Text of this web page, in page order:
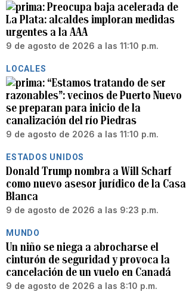
Preocupa baja acelerada de
La Plata: alcaldes imploran medidas
urgentes a la AAA
9 de agosto de 2026 a las 11:10 p.m.
LOCALES
“Estamos tratando de ser
razonables”: vecinos de Puerto Nuevo
se preparan para inicio de la
canalización del río Piedras
9 de agosto de 2026 a las 11:10 p.m.
ESTADOS UNIDOS
Donald Trump nombra a Will Scharf
como nuevo asesor jurídico de la Casa
Blanca
9 de agosto de 2026 a las 9:23 p.m.
MUNDO
Un niño se niega a abrocharse el
cinturón de seguridad y provoca la
cancelación de un vuelo en Canadá
9 de agosto de 2026 a las 8:10 p.m.